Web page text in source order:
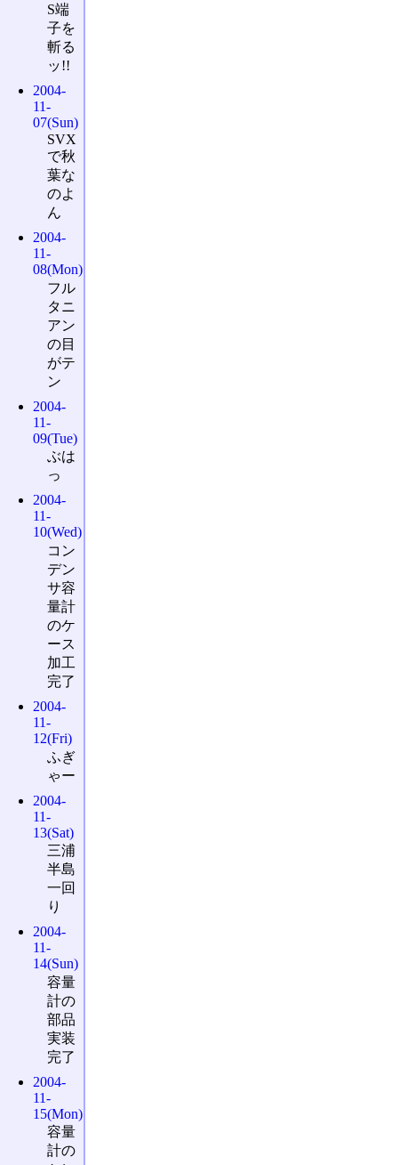
S端
子を
斬る
ッ!!
2004-
11-
07(Sun)
SVX
で秋
葉な
のよ
ん
2004-
11-
08(Mon)
フル
タニ
アン
の目
がテ
ン
2004-
11-
09(Tue)
ぶは
っ
2004-
11-
10(Wed)
コン
デン
サ容
量計
のケ
ース
加工
完了
2004-
11-
12(Fri)
ふぎ
ゃー
2004-
11-
13(Sat)
三浦
半島
一回
り
2004-
11-
14(Sun)
容量
計の
部品
実装
完了
2004-
11-
15(Mon)
容量
計の